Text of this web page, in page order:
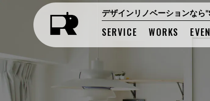
デザインリノベーションなら
SERVICE WORKS